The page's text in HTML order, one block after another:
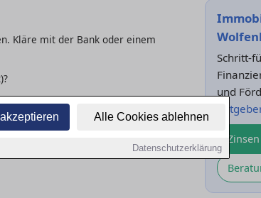
Alle Cookies ablehnen
Datenschutzerklärung
Kläre mit der Bank oder einem
bei Verkäufern seriös und
Schritt-
und